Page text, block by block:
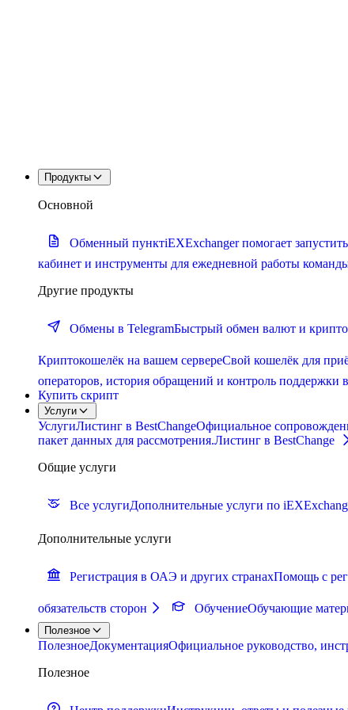
Продукты
Основной
Обменный пунктiEXExchanger помогает
кабинет и инструменты для ежедневной работы
Другие продукты
Обмены в TelegramБыстрый обмен валют и
Криптокошелёк на вашем сервереСвой кошелёк для
операторов, история обращений и контроль поддержки
Купить скрипт
Услуги
УслугиЛистинг в BestChangeОфициальное
пакет данных для рассмотрения.Листинг в BestChange
Общие услуги
Все услугиДополнительные услуги по
Дополнительные услуги
Регистрация в ОАЭ и других странахПомощь с
обязательств сторон ОбучениеОбучающие
Полезное
ПолезноеДокументацияОфициальное руководство,
Полезное